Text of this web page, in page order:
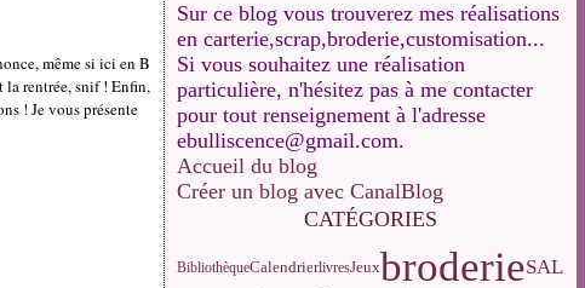
même si ici en B
la rentrée, snif ! Enfin,
! Je vous présente
Sur ce blog vous trouverez mes réalisations
en carterie,scrap,broderie,customisation...
Si vous souhaitez une réalisation
particulière, n'hésitez pas à me contacter
pour tout renseignement à l'adresse
ebulliscence@gmail.com.
Accueil du blog
Créer un blog avec CanalBlog
CATÉGORIES
BibliothèqueCalendrierlivresJeuxbroderieSAL